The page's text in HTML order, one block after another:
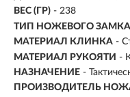
ВЕС (ГР) - 238
ТИП НОЖЕВОГО ЗАМКА
МАТЕРИАЛ КЛИНКА -
МАТЕРИАЛ РУКОЯТИ -
НАЗНАЧЕНИЕ -
ПРОИЗВОДИТЕЛЬ